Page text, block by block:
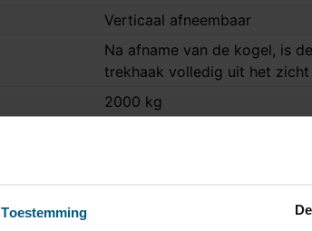
Toestemming
Verticaal afneembaar
Na afname van de kogel, is
trekhaak volledig uit het
2000 kg